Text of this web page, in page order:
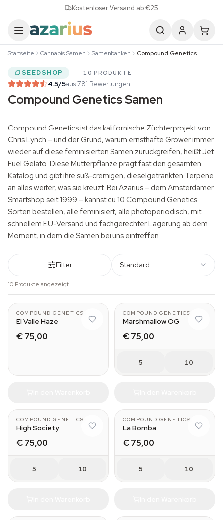
Kostenloser Versand ab €25
Startseite Cannabis Samen Samenbanken Compound Genetics
SEEDSHOP 10 PRODUKTE
4.5/5aus 781 Bewertungen
Compound Genetics Samen
Compound Genetics ist das kalifornische Züchterprojekt von
Chris Lynch – und der Grund, warum ernsthafte Grower immer
wieder auf diese feminisierten Samen zurückgreifen, heißt Jet
Fuel Gelato. Diese Mutterpflanze prägt fast den gesamten
Katalog und gibt ihre süß-cremigen, dieselgetränkten Terpene
an alles weiter, was sie kreuzt. Bei Azarius – dem Amsterdamer
Smartshop seit 1999 – kannst du 10 Compound Genetics
Sorten bestellen, alle feminisiert, alle photoperiodisch, mit
schnellem EU-Versand und fachgerechter Lagerung ab dem
Moment, in dem die Samen bei uns eintreffen.
Filter Standard
10 Produkte angezeigt
COMPOUND GENETICS
El Valle Haze
€ 75,00
COMPOUND GENETICS
Marshmallow OG
€ 75,00
5 10
COMPOUND GENETICS
High Society
€ 75,00
5 10
COMPOUND GENETICS
La Bomba
€ 75,00
5 10